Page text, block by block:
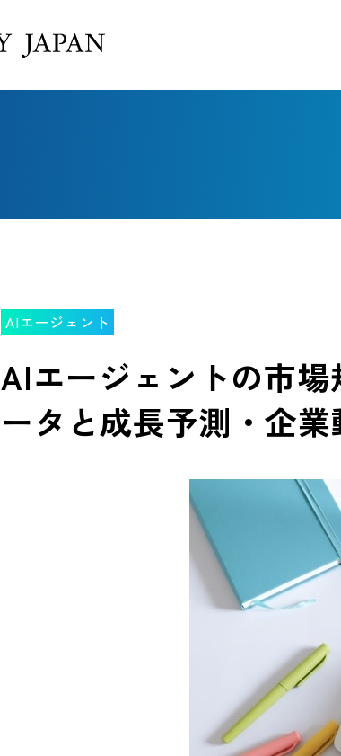
AIエージェント
AIエージェントの市
ータと成長予測・企業